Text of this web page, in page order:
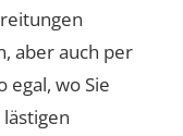
aber auch per
egal, wo Sie